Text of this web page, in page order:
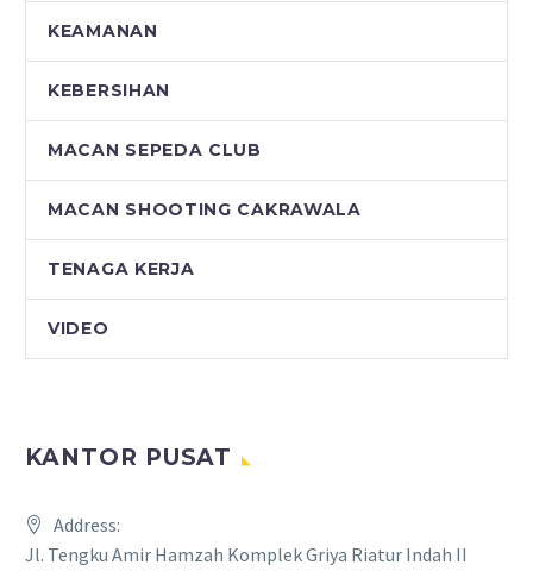
KEAMANAN
KEBERSIHAN
MACAN SEPEDA CLUB
MACAN SHOOTING CAKRAWALA
TENAGA KERJA
VIDEO
KANTOR PUSAT
Address:
Jl. Tengku Amir Hamzah Komplek Griya Riatur Indah II